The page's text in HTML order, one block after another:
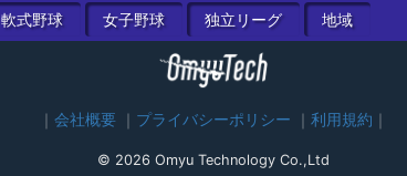
軟式野球 女子野球 独立リーグ 地域
会社概要 プライバシーポリシー 利用規約
© 2026 Omyu Technology Co.,Ltd